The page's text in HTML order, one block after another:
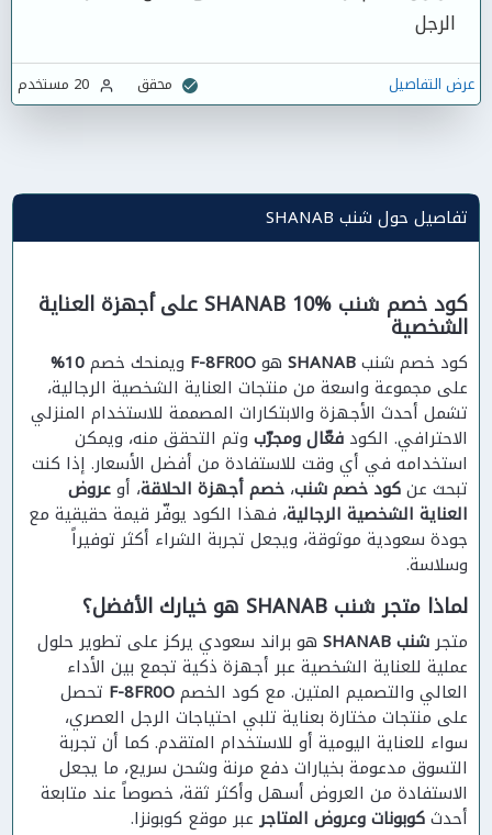
الرجل
عرض التفاصيل محقق
تفاصيل حول شنب SHANAB
كود خصم شنب SHANAB 10% على أجهزة العناية
الشخصية
كود خصم شنبSHANAB هوF-8FR0O ويمنحك خصم10%
على مجموعة واسعة من منتجات العناية الشخصية الرجالية،
تشمل أحدث الأجهزة والابتكارات المصممة للاستخدام المنزلي
الاحترافي. الكودفعّال ومجرّب وتم التحقق منه، ويمكن
استخدامه في أي وقت للاستفادة من أفضل الأسعار. إذا كنت
تبحث عنكود خصم شنب،خصم أجهزة الحلاقة، أوعروض
العناية الشخصية الرجالية، فهذا الكود يوفّر قيمة حقيقية مع
جودة سعودية موثوقة، ويجعل تجربة الشراء أكثر توفيراً
وسلاسة.
لماذا متجر شنب SHANAB هو خيارك الأفضل؟
متجرشنب SHANAB
هو براند سعودي يركز على تطوير حلول
عملية للعناية الشخصية عبر أجهزة ذكية تجمع بين الأداء
العالي والتصميم المتين. مع كود الخصمF-8FR0O تحصل
على منتجات مختارة بعناية تلبي احتياجات الرجل العصري،
سواء للعناية اليومية أو للاستخدام المتقدم. كما أن تجربة
التسوق مدعومة بخيارات دفع مرنة وشحن سريع، ما يجعل
الاستفادة من العروض أسهل وأكثر ثقة، خصوصاً عند متابعة
أحدثكوبونات وعروض المتاجرعبر موقع كوبونزا.